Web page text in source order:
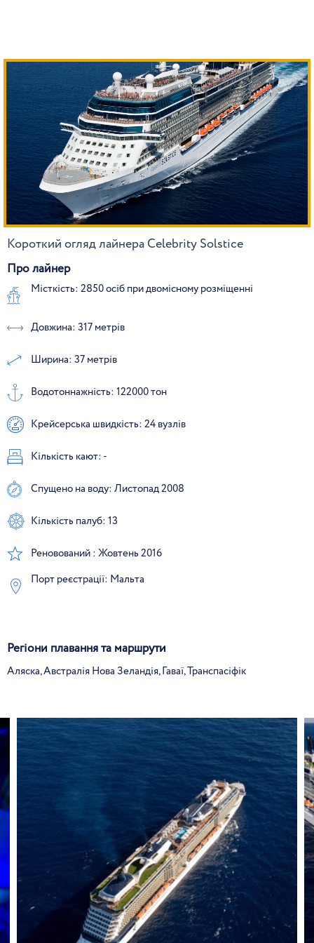
Короткий огляд лайнера Celebrity Solstice
Про лайнер
Місткість: 2850 осіб при двомісному розміщенні
Довжина: 317 метрів
Ширина: 37 метрів
Водотоннажність: 122000 тон
Крейсерська швидкість: 24 вузлів
Кількість кают: -
Спущено на воду: Листопад 2008
Кількість палуб: 13
Реновований : Жовтень 2016
Порт реєстрації: Мальта
Регіони плавання та маршрути
Аляска, Австралія Нова Зеландія, Гаваї, Транспасіфік